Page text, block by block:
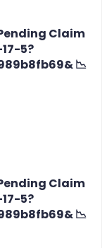
Claim
5?
📉
Claim
5?
📉